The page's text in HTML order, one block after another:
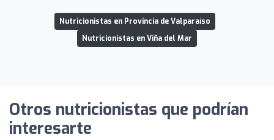
Nutricionistas en Provincia de Valparaíso
Nutricionistas en Viña del Mar
Otros nutricionistas que podrían
interesarte